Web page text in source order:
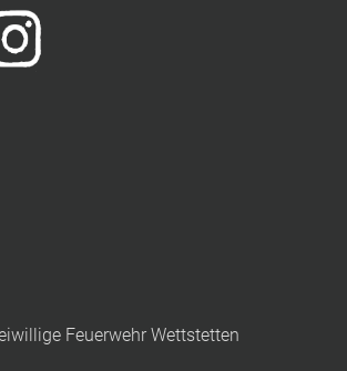
Feuerwehr Wettstetten